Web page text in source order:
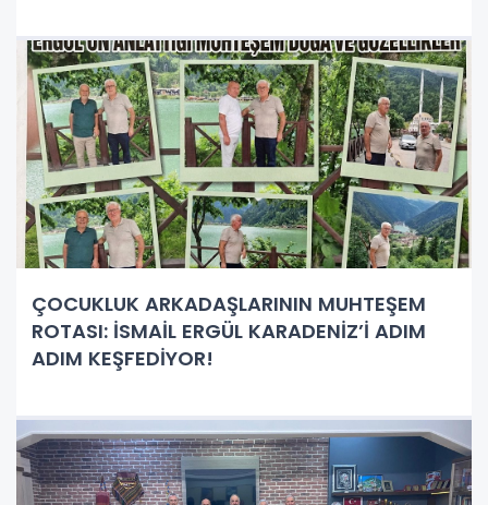
ÇOCUKLUK ARKADAŞLARININ MUHTEŞEM
ROTASI: İSMAİL ERGÜL KARADENİZ’İ ADIM
ADIM KEŞFEDİYOR!